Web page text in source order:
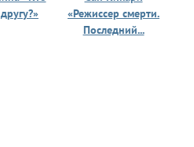
«Режиссер смерти.
Последний...